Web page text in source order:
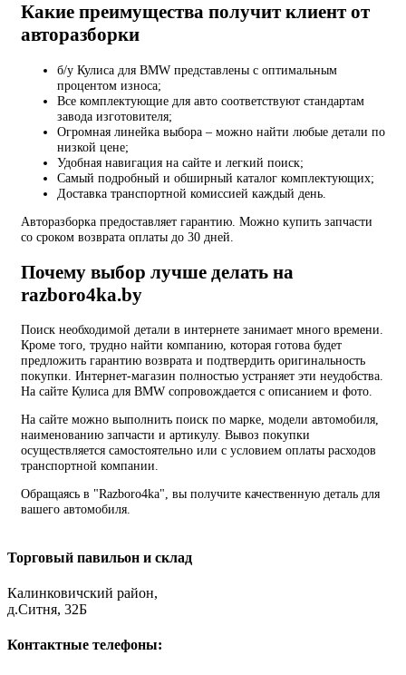
Какие преимущества получит клиент от
авторазборки
б/у Кулиса для BMW представлены с оптимальным
процентом износа;
Все комплектующие для авто соответствуют стандартам
завода изготовителя;
Огромная линейка выбора – можно найти любые детали по
низкой цене;
Удобная навигация на сайте и легкий поиск;
Самый подробный и обширный каталог комплектующих;
Доставка транспортной комиссией каждый день.
Авторазборка предоставляет гарантию. Можно купить запчасти
со сроком возврата оплаты до 30 дней.
Почему выбор лучше делать на
razboro4ka.by
Поиск необходимой детали в интернете занимает много времени.
Кроме того, трудно найти компанию, которая готова будет
предложить гарантию возврата и подтвердить оригинальность
покупки. Интернет-магазин полностью устраняет эти неудобства.
На сайте Кулиса для BMW сопровождается с описанием и фото.
На сайте можно выполнить поиск по марке, модели автомобиля,
наименованию запчасти и артикулу. Вывоз покупки
осуществляется самостоятельно или с условием оплаты расходов
транспортной компании.
Обращаясь в "Razboro4ka", вы получите качественную деталь для
вашего автомобиля.
Торговый павильон и склад
Калинковичский район,
д.Ситня, 32Б
Контактные телефоны: